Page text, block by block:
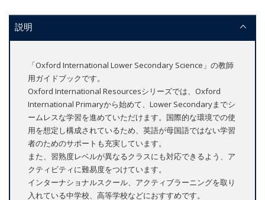
説明
「Oxford International Lower Secondary Science」の教師
用ガイドブックです。
Oxford International Resourcesシリーズでは、Oxford
International Primaryから始めて、Lower Secondaryまでシ
ームレスな学習を進めていただけます。国際的な環境での使
用を想定し構成されているため、英語が母国語ではない学習
者のためのサポートも充実しています。
また、習熟度レベルが異なるクラスにも対応できるよう、ア
クティビティに難易度をつけています。
インターナショナルスクール、アクティブラーニングを取り
入れている中学校、高等学校などにおすすめです。